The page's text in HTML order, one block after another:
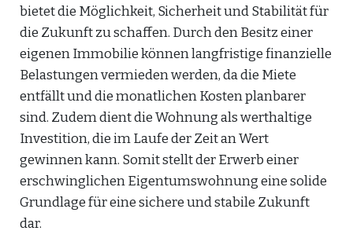
bietet die Möglichkeit, Sicherheit und Stabilität für
die Zukunft zu schaffen. Durch den Besitz einer
eigenen Immobilie können langfristige finanzielle
Belastungen vermieden werden, da die Miete
entfällt und die monatlichen Kosten planbarer
sind. Zudem dient die Wohnung als werthaltige
Investition, die im Laufe der Zeit an Wert
gewinnen kann. Somit stellt der Erwerb einer
erschwinglichen Eigentumswohnung eine solide
Grundlage für eine sichere und stabile Zukunft
dar.